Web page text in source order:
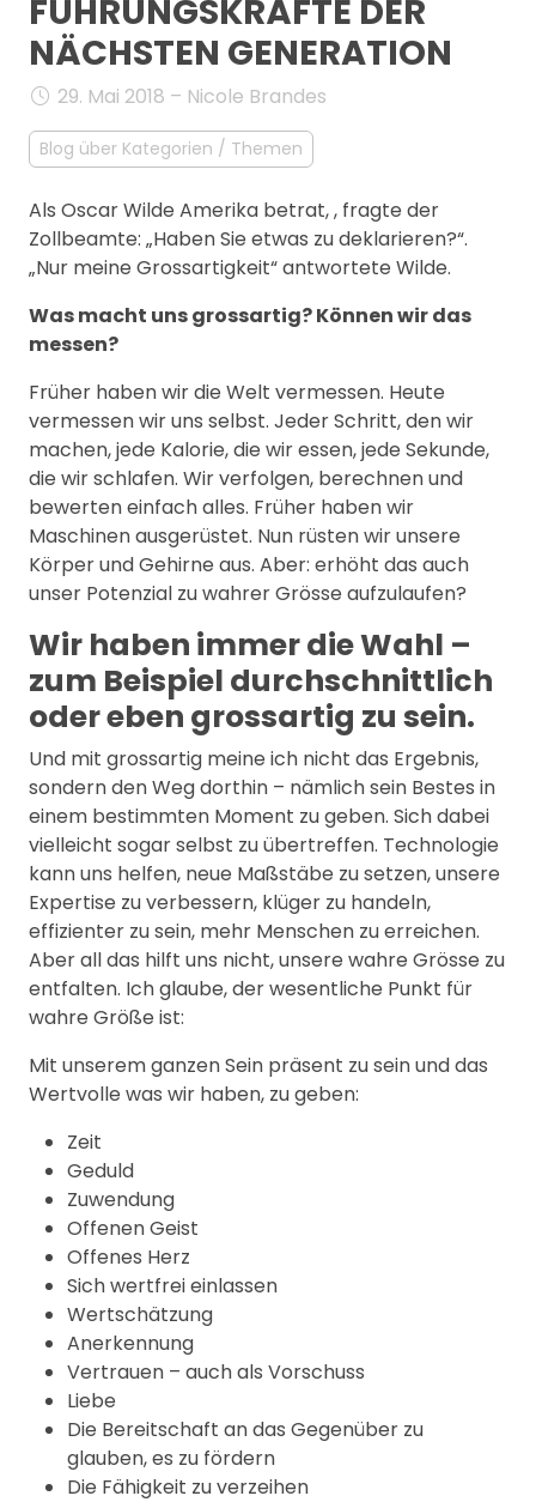
MANAGEMENT
FAQ
FÜHRUNGSKRÄFTE DER
NÄCHSTEN GENERATION
29. Mai 2018 – Nicole Brandes
Blog über Kategorien / Themen
Als Oscar Wilde Amerika betrat, , fragte der
Zollbeamte: „Haben Sie etwas zu deklarieren?“.
„Nur meine Grossartigkeit“ antwortete Wilde.
Was macht uns grossartig? Können wir das
messen?
Früher haben wir die Welt vermessen. Heute
vermessen wir uns selbst. Jeder Schritt, den wir
machen, jede Kalorie, die wir essen, jede Sekunde,
die wir schlafen. Wir verfolgen, berechnen und
bewerten einfach alles. Früher haben wir
Maschinen ausgerüstet. Nun rüsten wir unsere
Körper und Gehirne aus. Aber: erhöht das auch
unser Potenzial zu wahrer Grösse aufzulaufen?
Wir haben immer die Wahl –
zum Beispiel durchschnittlich
oder eben grossartig zu sein.
Und mit grossartig meine ich nicht das Ergebnis,
sondern den Weg dorthin – nämlich sein Bestes in
einem bestimmten Moment zu geben. Sich dabei
vielleicht sogar selbst zu übertreffen. Technologie
kann uns helfen, neue Maßstäbe zu setzen, unsere
Expertise zu verbessern, klüger zu handeln,
effizienter zu sein, mehr Menschen zu erreichen.
Aber all das hilft uns nicht, unsere wahre Grösse zu
entfalten. Ich glaube, der wesentliche Punkt für
wahre Größe ist:
Mit unserem ganzen Sein präsent zu sein und das
Wertvolle was wir haben, zu geben:
Zeit
Geduld
Zuwendung
Offenen Geist
Offenes Herz
Sich wertfrei einlassen
Wertschätzung
Anerkennung
Vertrauen – auch als Vorschuss
Liebe
Die Bereitschaft an das Gegenüber zu
glauben, es zu fördern
Die Fähigkeit zu verzeihen